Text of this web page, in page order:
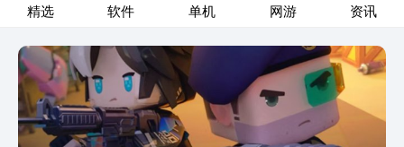
精选 软件 单机 网游 资讯